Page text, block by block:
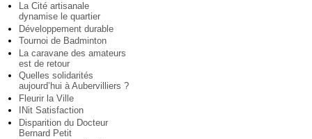
La Cité artisanale
dynamise le quartier
Développement durable
Tournoi de Badminton
La caravane des amateurs
est de retour
Quelles solidarités
aujourd’hui à Aubervilliers ?
Fleurir la Ville
INit Satisfaction
Disparition du Docteur
Bernard Petit